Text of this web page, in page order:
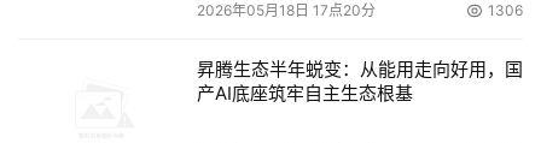
2026年05月18日 17点20分 1306
昇腾生态半年蜕变：从能用走向好用，国
产AI底座筑牢自主生态根基